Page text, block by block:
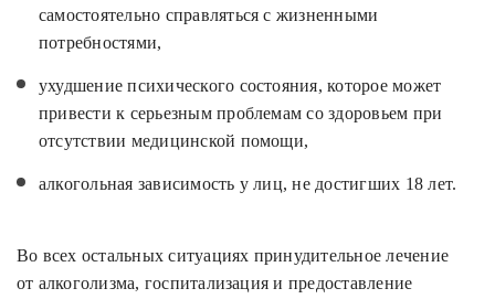
самостоятельно справляться с жизненными
потребностями,
ухудшение психического состояния, которое может
привести к серьезным проблемам со здоровьем при
отсутствии медицинской помощи,
алкогольная зависимость у лиц, не достигших 18 лет.
Во всех остальных ситуациях принудительное лечение
от алкоголизма, госпитализация и предоставление